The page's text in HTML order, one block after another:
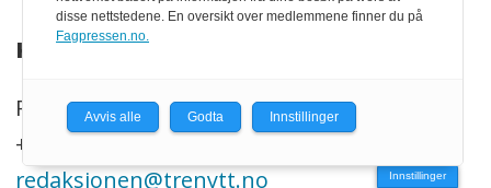
KONTAKT
P.b. 130, N-2261 Kirkenær
+47 469 41 000
redaksjonen@trenytt.no
Innstillinger
disse nettstedene. En oversikt over medlemmene finner du på
Fagpressen.no.
Avvis alle Godta Innstillinger